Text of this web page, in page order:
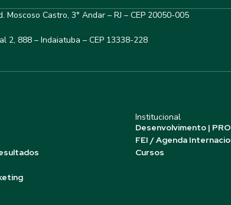
Moscoso Castro, 3° Andar – RJ – CEP 20050-005
2, 888 – Indaiatuba – CEP 13338-228
Institucional
Desenvolvimento |
FEI / Agenda
Cursos